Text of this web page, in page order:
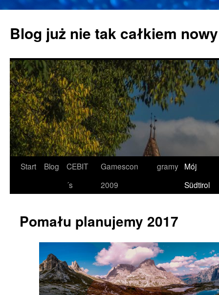
springen
Blog już nie tak całkiem
Start Blog
CEBIT
´s
Gamescon
2009
gramy Mój
Südtirol
Pomału planujemy 2017